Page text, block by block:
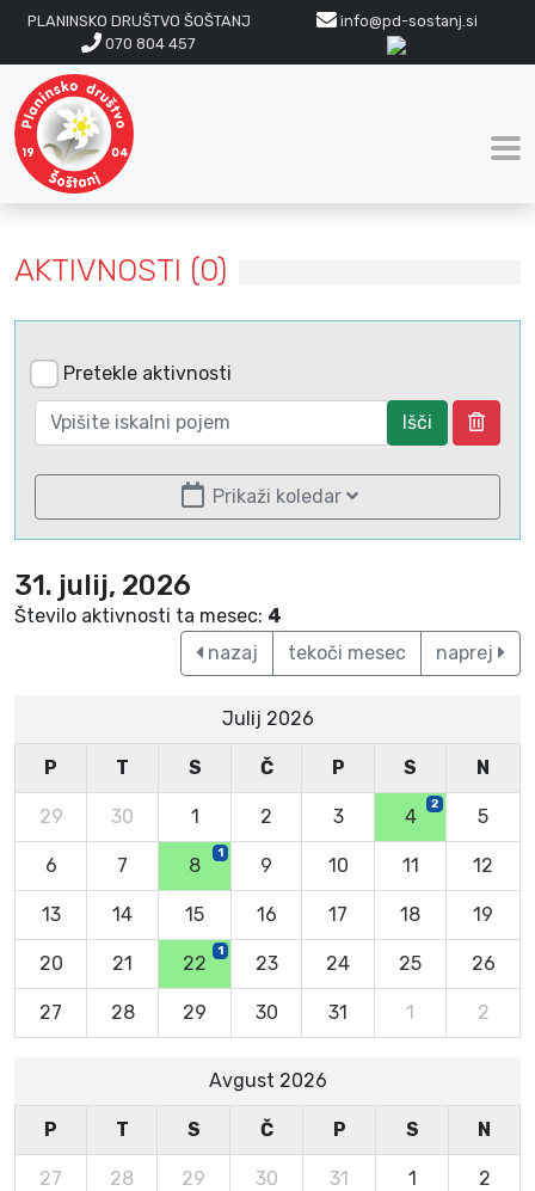
PLANINSKO DRUŠTVO ŠOŠTANJ
info@pd-sostanj.si
070 804 457
AKTIVNOSTI (0)
Pretekle aktivnosti
Išči
Prikaži koledar
31. julij, 2026
Število aktivnosti ta mesec: 4
nazaj
tekoči mesec naprej
Julij 2026
P T S Č P S N
29 30 1 2 3 4
2
5
6 7 8
1
9 10 11 12
13 14 15 16 17 18 19
20 21 22
1
23 24 25 26
27 28 29 30 31 1 2
Avgust 2026
P T S Č P S N
27 28 29 30 31 1 2